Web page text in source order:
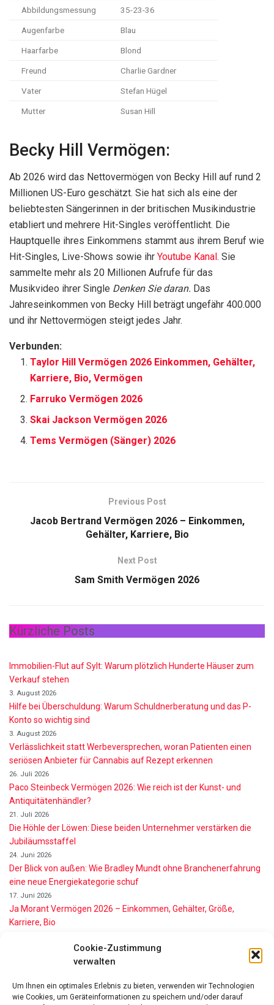
Cookie-Zustimmung
verwalten
Um Ihnen ein optimales Erlebnis zu bieten, verwenden wir Technologien
wie Cookies, um Geräteinformationen zu speichern und/oder darauf
Abbildungsmessung 35-23-36
Augenfarbe Blau
Haarfarbe Blond
Freund Charlie Gardner
Vater Stefan Hügel
Mutter Susan Hill
Becky Hill Vermögen:
Ab 2026 wird das Nettovermögen von Becky Hill auf rund 2
Millionen US-Euro geschätzt. Sie hat sich als eine der
beliebtesten Sängerinnen in der britischen Musikindustrie
etabliert und mehrere Hit-Singles veröffentlicht. Die
Hauptquelle ihres Einkommens stammt aus ihrem Beruf wie
Hit-Singles, Live-Shows sowie ihr Youtube Kanal . Sie
sammelte mehr als 20 Millionen Aufrufe für das
Musikvideo ihrer Single Denken Sie daran. Das
Jahreseinkommen von Becky Hill beträgt ungefähr 400.000
und ihr Nettovermögen steigt jedes Jahr.
Verbunden:
Taylor Hill Vermögen 2026 Einkommen, Gehälter,
Karriere, Bio, Vermögen
Farruko Vermögen 2026
Skai Jackson Vermögen 2026
Tems Vermögen (Sänger) 2026
Previous Post
Jacob Bertrand Vermögen 2026 – Einkommen,
Gehälter, Karriere, Bio
Next Post
Sam Smith Vermögen 2026
Kürzliche Posts
Immobilien-Flut auf Sylt: Warum plötzlich Hunderte Häuser zum
Verkauf stehen
3. August 2026
Hilfe bei Überschuldung: Warum Schuldnerberatung und das P-
Konto so wichtig sind
3. August 2026
Verlässlichkeit statt Werbeversprechen, woran Patienten einen
seriösen Anbieter für Cannabis auf Rezept erkennen
26. Juli 2026
Paco Steinbeck Vermögen 2026: Wie reich ist der Kunst- und
Antiquitätenhändler?
21. Juli 2026
Die Höhle der Löwen: Diese beiden Unternehmer verstärken die
Jubiläumsstaffel
24. Juni 2026
Der Blick von außen: Wie Bradley Mundt ohne Branchenerfahrung
eine neue Energiekategorie schuf
17. Juni 2026
Ja Morant Vermögen 2026 – Einkommen, Gehälter, Größe,
Karriere, Bio
Alice Walton Vermögen 2026: So reich ist die Walmart-Erbin
wirklich